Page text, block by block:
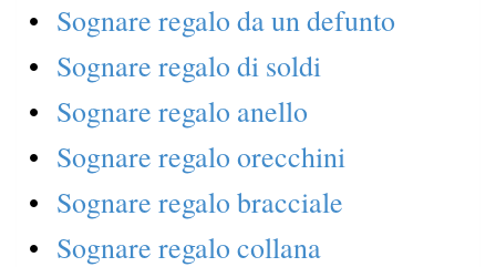
Sognare regalo da un defunto
Sognare regalo di soldi
Sognare regalo anello
Sognare regalo orecchini
Sognare regalo bracciale
Sognare regalo collana